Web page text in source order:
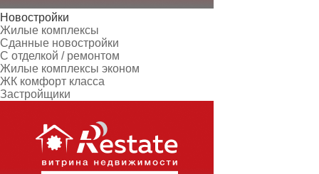
Новостройки
Жилые комплексы
Сданные новостройки
С отделкой / ремонтом
Жилые комплексы эконом
ЖК комфорт класса
Застройщики